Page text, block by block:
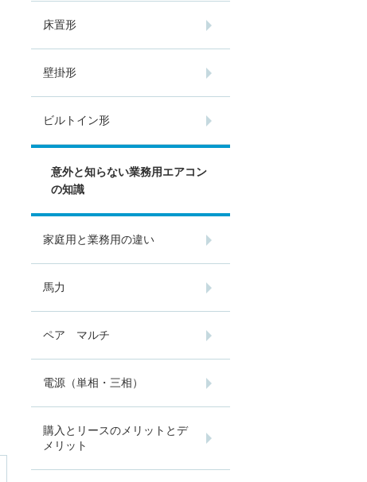
床置形
壁掛形
ビルトイン形
意外と知らない業務用エアコン
の知識
家庭用と業務用の違い
馬力
ペア マルチ
電源（単相・三相）
購入とリースのメリットとデ
メリット